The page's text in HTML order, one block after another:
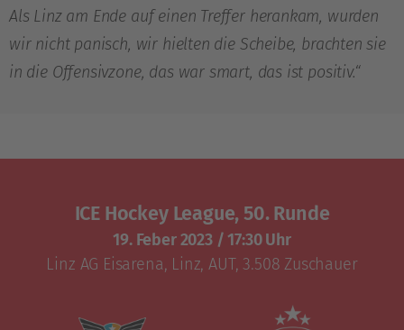
Als Linz am Ende auf einen Treffer herankam, wurden
wir nicht panisch, wir hielten die Scheibe, brachten sie
in die Offensivzone, das war smart, das ist positiv.“
ICE Hockey League, 50. Runde
19. Feber 2023/ 17:30 Uhr
Linz AG Eisarena, Linz, AUT, 3.508 Zuschauer